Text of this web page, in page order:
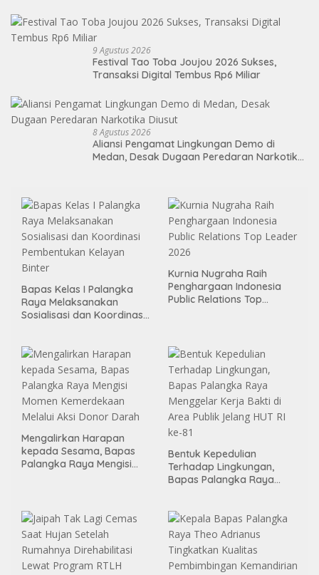
Kepulauan Nias
9 Agustus 2026
Festival Tao Toba Joujou 2026 Sukses,
Transaksi Digital Tembus Rp6 Miliar
8 Agustus 2026
Aliansi Pengamat Lingkungan Demo di
Medan, Desak Dugaan Peredaran Narkotika
Bapas Kelas I Palangka
Raya Melaksanakan
Sosialisasi dan Koordinasi
Kurnia Nugraha Raih
Penghargaan Indonesia
Public Relations Top
Mengalirkan Harapan
kepada Sesama, Bapas
Palangka Raya Mengisi
Bentuk Kepedulian
Terhadap Lingkungan,
Bapas Palangka Raya
ke-81